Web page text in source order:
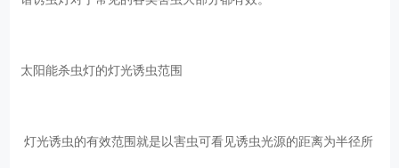
太阳能杀虫灯的灯光诱虫范围
灯光诱虫的有效范围就是以害虫可看见诱虫光源的距离为半径所